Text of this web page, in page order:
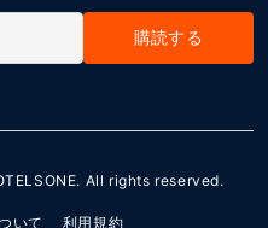
購読する
. All rights reserved.
いて 利用規約